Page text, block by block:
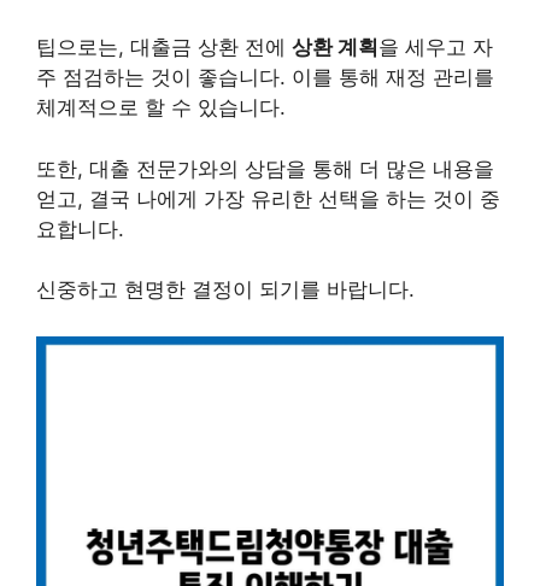
팁으로는, 대출금 상환 전에 상환 계획 을 세우고 자
주 점검하는 것이 좋습니다. 이를 통해 재정 관리를
체계적으로 할 수 있습니다.
또한, 대출 전문가와의 상담을 통해 더 많은 내용을
얻고, 결국 나에게 가장 유리한 선택을 하는 것이 중
요합니다.
신중하고 현명한 결정이 되기를 바랍니다.